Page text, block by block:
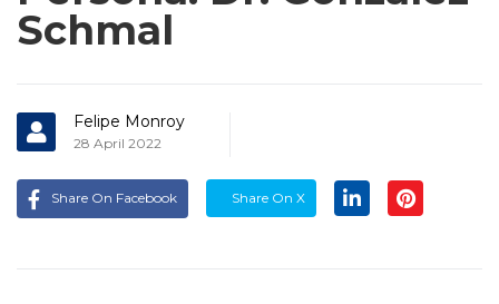
Schmal
Felipe Monroy
28 April 2022
Share On Facebook Share On X